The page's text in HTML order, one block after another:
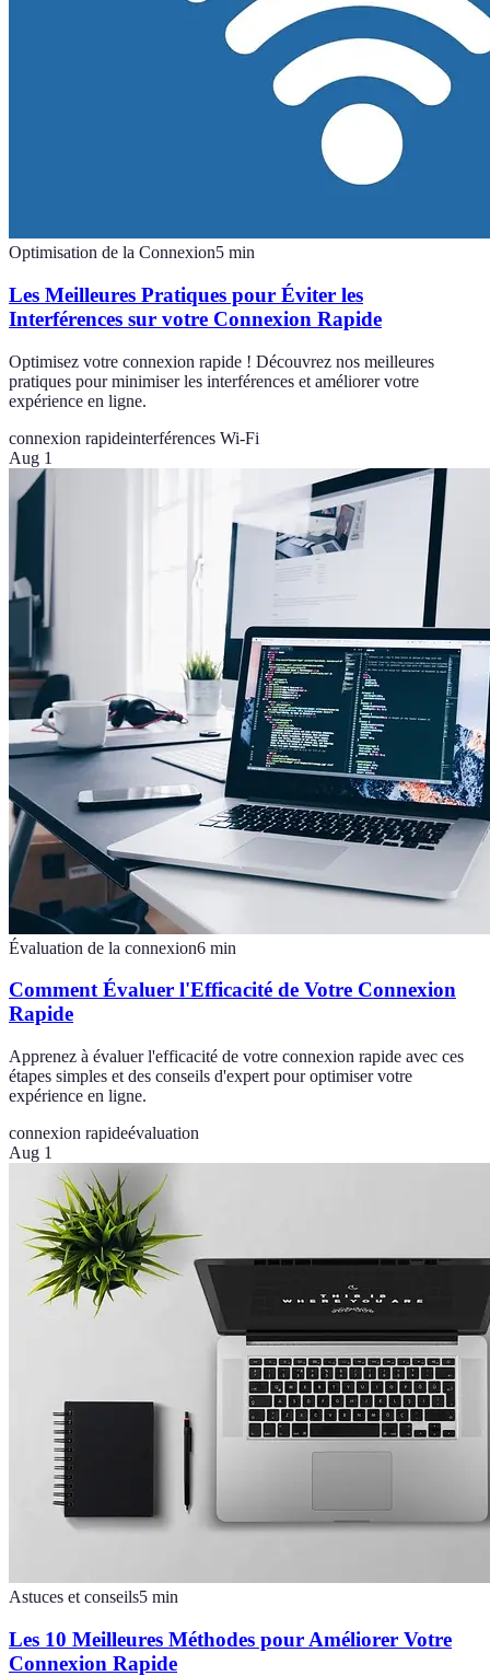
Optimisation de la Connexion5 min
Les Meilleures Pratiques pour Éviter les
Interférences sur votre Connexion Rapide
Optimisez votre connexion rapide ! Découvrez nos meilleures
pratiques pour minimiser les interférences et améliorer votre
expérience en ligne.
connexion rapideinterférences Wi-Fi
Aug 1
Évaluation de la connexion6 min
Comment Évaluer l'Efficacité de Votre Connexion
Rapide
Apprenez à évaluer l'efficacité de votre connexion rapide avec ces
étapes simples et des conseils d'expert pour optimiser votre
expérience en ligne.
connexion rapideévaluation
Aug 1
Astuces et conseils5 min
Les 10 Meilleures Méthodes pour Améliorer Votre
Connexion Rapide